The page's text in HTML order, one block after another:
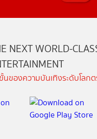
NEXT WORLD-
นของความบันเทิงระดับโลก